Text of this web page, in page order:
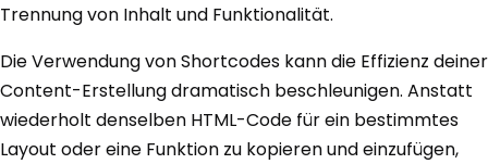
Trennung von Inhalt und Funktionalität.
Die Verwendung von Shortcodes kann die Effizienz deiner
Content-Erstellung dramatisch beschleunigen. Anstatt
wiederholt denselben HTML-Code für ein bestimmtes
Layout oder eine Funktion zu kopieren und einzufügen,